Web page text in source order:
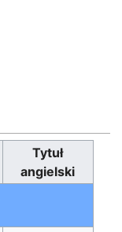
Tytuł
angielski